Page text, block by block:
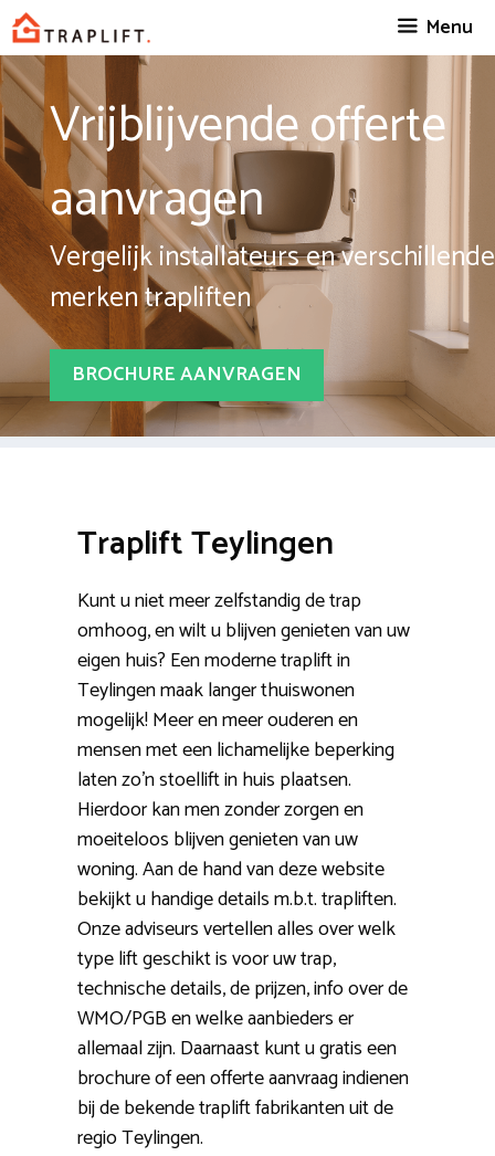
Spring
naar
inhoud
Menu
Vrijblijvende offerte
aanvragen
Vergelijk installateurs en verschillende
merken trapliften
BROCHURE AANVRAGEN
Traplift Teylingen
Kunt u niet meer zelfstandig de trap
omhoog, en wilt u blijven genieten van uw
eigen huis? Een moderne traplift in
Teylingen maak langer thuiswonen
mogelijk! Meer en meer ouderen en
mensen met een lichamelijke beperking
laten zo’n stoellift in huis plaatsen.
Hierdoor kan men zonder zorgen en
moeiteloos blijven genieten van uw
woning. Aan de hand van deze website
bekijkt u handige details m.b.t. trapliften.
Onze adviseurs vertellen alles over welk
type lift geschikt is voor uw trap,
technische details, de prijzen, info over de
WMO/PGB en welke aanbieders er
allemaal zijn. Daarnaast kunt u gratis een
brochure of een offerte aanvraag indienen
bij de bekende traplift fabrikanten uit de
regio Teylingen.